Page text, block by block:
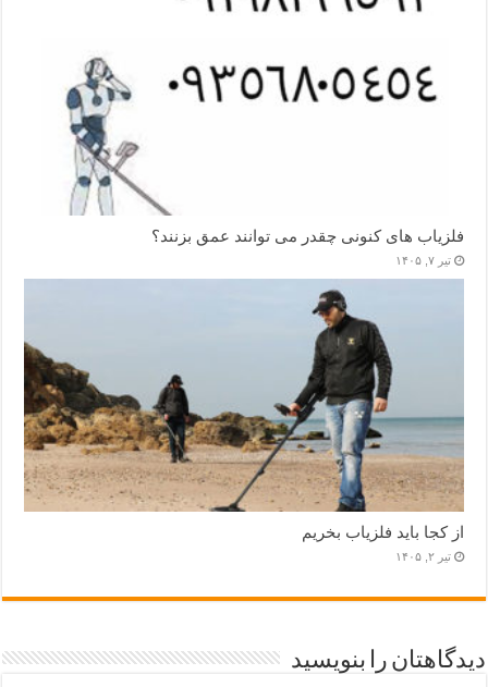
فلزیاب های کنونی چقدر می توانند عمق بزنند؟
تیر ۷, ۱۴۰۵
از کجا باید فلزیاب بخریم
تیر ۲, ۱۴۰۵
دیدگاهتان را بنویسید